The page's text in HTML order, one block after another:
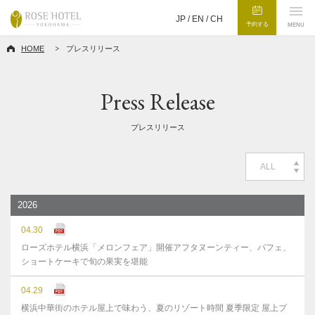
JP / EN /CH
予約する MENU
HOME プレスリリース
Press Release
プレスリリース
ALL
2026
04.30
ローズホテル横浜「メロンフェア」開催アフタヌーンティー、パフェ、
ショートケーキで旬の果実を堪能
04.29
横浜中華街のホテル屋上で味わう、夏のリゾート時間 夏季限定 屋上プ